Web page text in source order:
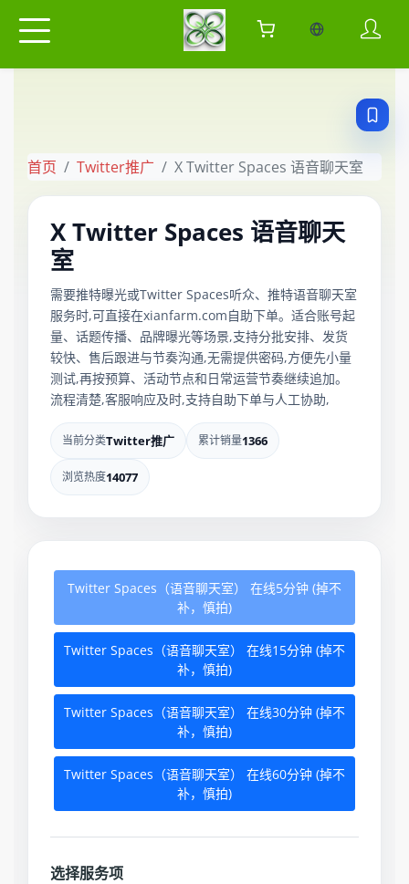
当前语言：中
首页 Twitter推广 X Twitter Spaces 语音聊天室
X Twitter Spaces 语音聊天
室
需要推特曝光或Twitter Spaces听众、推特语音聊天室
服务时,可直接在xianfarm.com自助下单。适合账号起
量、话题传播、品牌曝光等场景,支持分批安排、发货
较快、售后跟进与节奏沟通,无需提供密码,方便先小量
测试,再按预算、活动节点和日常运营节奏继续追加。
流程清楚,客服响应及时,支持自助下单与人工协助,
当前分类Twitter推广 累计销量1366
浏览热度14077
Twitter Spaces（语音聊天室） 在线5分钟 (掉不
补，慎拍)
Twitter Spaces（语音聊天室） 在线15分钟 (掉不
补，慎拍)
Twitter Spaces（语音聊天室） 在线30分钟 (掉不
补，慎拍)
Twitter Spaces（语音聊天室） 在线60分钟 (掉不
补，慎拍)
选择服务项